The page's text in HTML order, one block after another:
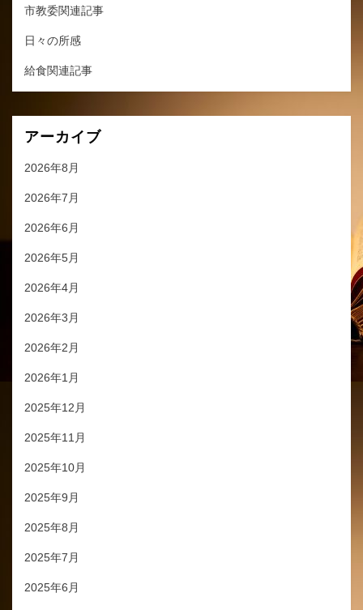
市教委関連記事
日々の所感
給食関連記事
アーカイブ
2026年8月
2026年7月
2026年6月
2026年5月
2026年4月
2026年3月
2026年2月
2026年1月
2025年12月
2025年11月
2025年10月
2025年9月
2025年8月
2025年7月
2025年6月